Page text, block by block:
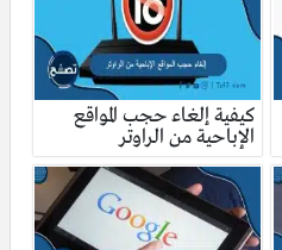
كيفية إلغاء حجب المواقع
الإباحية من الراوتر